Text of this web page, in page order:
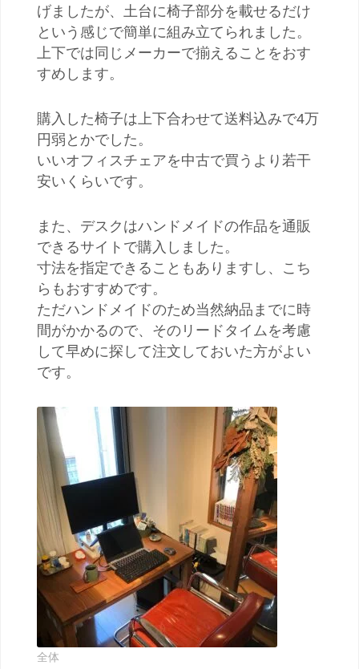
げましたが、土台に椅子部分を載せるだけ
という感じで簡単に組み立てられました。
上下では同じメーカーで揃えることをおす
すめします。
購入した椅子は上下合わせて送料込みで4万
円弱とかでした。
いいオフィスチェアを中古で買うより若干
安いくらいです。
また、デスクはハンドメイドの作品を通販
できるサイトで購入しました。
寸法を指定できることもありますし、こち
らもおすすめです。
ただハンドメイドのため当然納品までに時
間がかかるので、そのリードタイムを考慮
して早めに探して注文しておいた方がよい
です。
全体